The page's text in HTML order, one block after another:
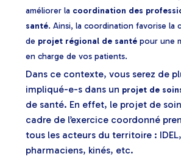
améliorer la coordination des
santé. Ainsi, la coordination favorise la
de projet régional de santé pour une
en charge de vos patients.
Dans ce contexte, vous serez de
impliqué-e-s dans un projet de
de santé. En effet, le projet de
cadre de l’exercice coordonné
tous les acteurs du territoire :
pharmaciens, kinés, etc.